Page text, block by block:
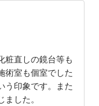
粧直しの鏡台等も
術室も個室でした
う印象です。また
した。